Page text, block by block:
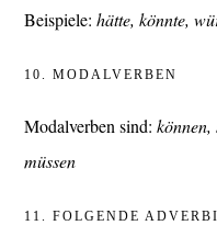
Beispiele:hätte, könnte,
10. MODALVERBEN
Modalverben sind: können,
müssen
11. FOLGENDE